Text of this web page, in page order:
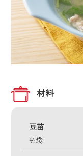
材料
豆苗
¼袋